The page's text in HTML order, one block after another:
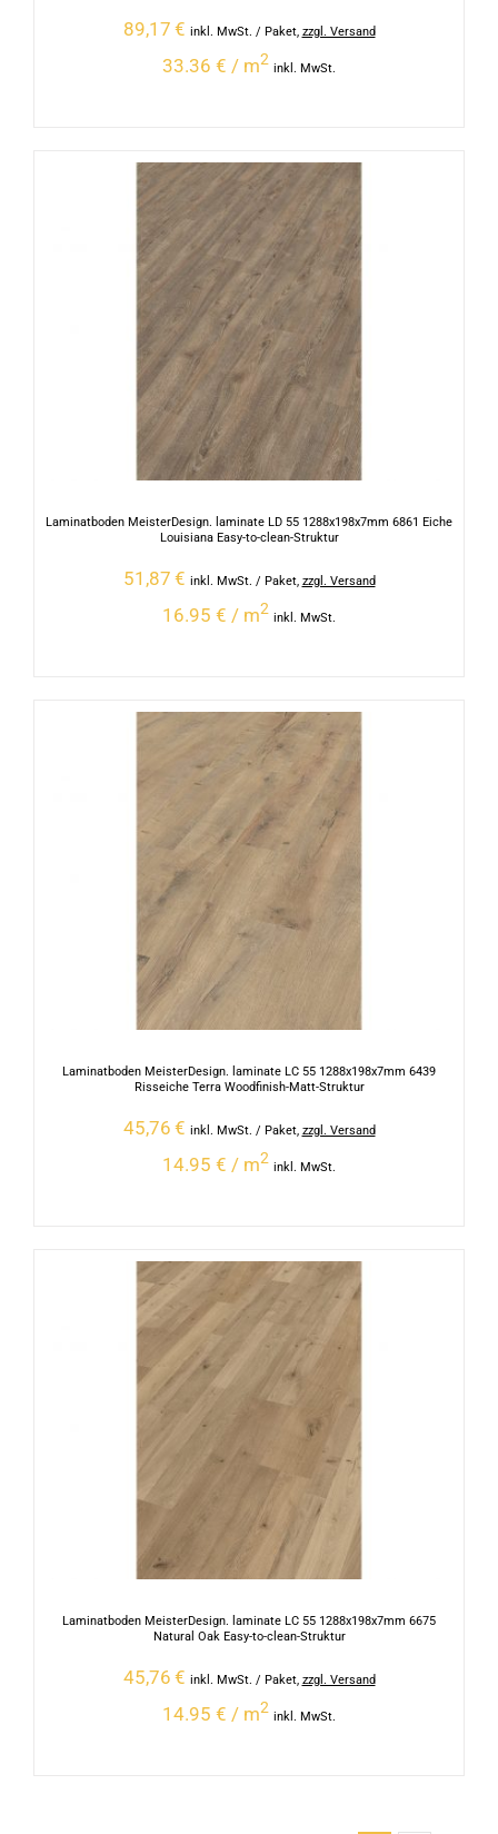
89,17 € inkl. MwSt. / Paket, zzgl. Versand
33.36 € / m2
inkl. MwSt.
Laminatboden MeisterDesign. laminate LD 55 1288x198x7mm 6861 Eiche
Louisiana Easy-to-clean-Struktur
51,87 € inkl. MwSt. / Paket, zzgl. Versand
16.95 € / m2
inkl. MwSt.
Laminatboden MeisterDesign. laminate LC 55 1288x198x7mm 6439
Risseiche Terra Woodfinish-Matt-Struktur
45,76 € inkl. MwSt. / Paket, zzgl. Versand
14.95 € / m2
inkl. MwSt.
Laminatboden MeisterDesign. laminate LC 55 1288x198x7mm 6675
Natural Oak Easy-to-clean-Struktur
45,76 € inkl. MwSt. / Paket, zzgl. Versand
14.95 € / m2
inkl. MwSt.